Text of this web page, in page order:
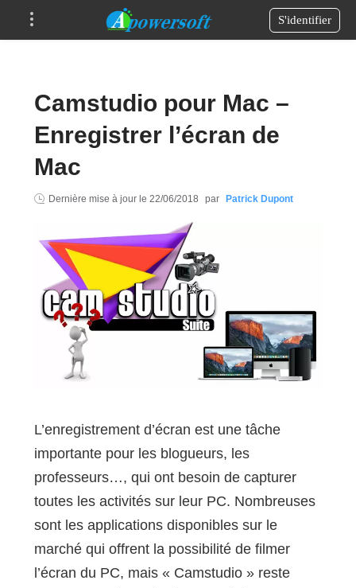
S'identifier
Camstudio pour Mac –
Enregistrer l’écran de
Mac
Dernière mise à jour le 22/06/2018 par Patrick Dupont
L’enregistrement d’écran est une tâche
importante pour les blogueurs, les
professeurs…, qui ont besoin de capturer
toutes les activités sur leur PC. Nombreuses
sont les applications disponibles sur le
marché qui offrent la possibilité de filmer
l’écran du PC, mais « Camstudio » reste